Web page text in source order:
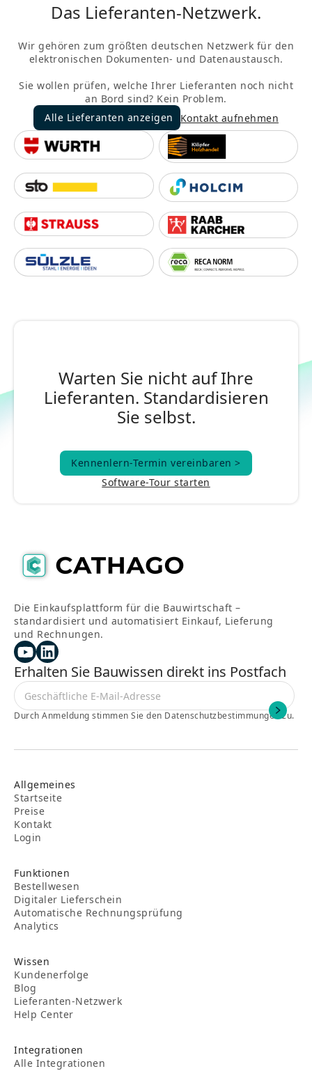
Das Lieferanten-Netzwerk.
Wir gehören zum größten deutschen Netzwerk für den
elektronischen Dokumenten- und Datenaustausch.
Sie wollen prüfen, welche Ihrer Lieferanten noch nicht
an Bord sind? Kein Problem.
Alle Lieferanten anzeigen
Alle Lieferanten anzeigen
Kontakt aufnehmen
Warten Sie nicht auf Ihre
Lieferanten. Standardisieren
Sie selbst.
Kennenlern-Termin vereinbaren >
Kennenlern-Termin vereinbaren >
Software-Tour starten
Die Einkaufsplattform für die Bauwirtschaft –
standardisiert und automatisiert Einkauf, Lieferung
und Rechnungen.
Erhalten Sie Bauwissen direkt ins Postfach
Durch Anmeldung stimmen Sie den Datenschutzbestimmungen zu.
Allgemeines
Startseite
Preise
Kontakt
Login
Funktionen
Bestellwesen
Digitaler Lieferschein
Automatische Rechnungsprüfung
Analytics
Wissen
Kundenerfolge
Blog
Lieferanten-Netzwerk
Help Center
Integrationen
Alle Integrationen